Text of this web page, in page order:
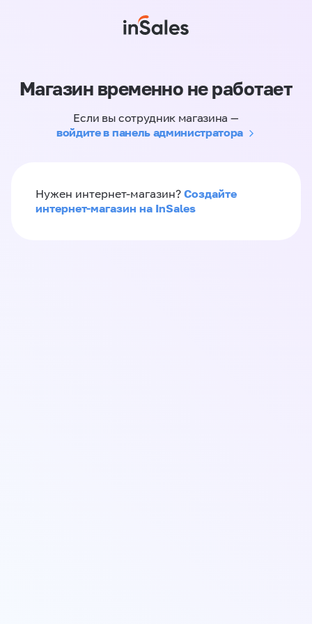
Магазин временно не работает
Если вы сотрудник магазина —
войдите в панель администратора
Нужен интернет-магазин? Создайте
интернет-магазин на InSales